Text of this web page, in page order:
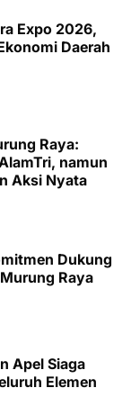
Expo 2026,
Daerah
Raya:
namun
Aksi Nyata
Dukung
Raya
Apel Siaga
Elemen